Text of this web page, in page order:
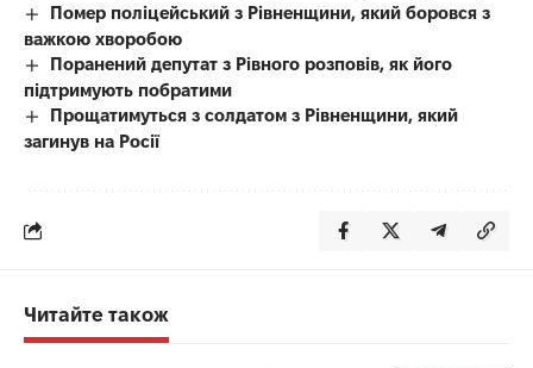
Помер поліцейський з Рівненщини, який боровся з
важкою хворобою
Поранений депутат з Рівного розповів, як його
підтримують побратими
Прощатимуться з солдатом з Рівненщини, який
загинув на Росії
Читайте також